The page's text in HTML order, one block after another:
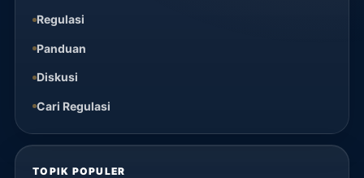
Regulasi
Panduan
Diskusi
Cari Regulasi
TOPIK POPULER